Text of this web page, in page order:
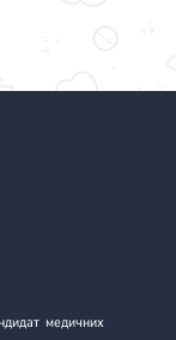
медичних